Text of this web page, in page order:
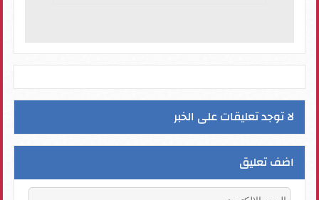
لا توجد تعليقات على الخبر
اضف تعليق